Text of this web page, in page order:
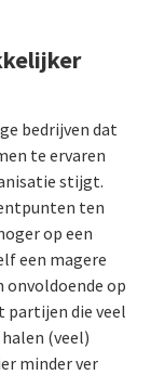
bedrijven dat
te ervaren
stijgt.
ten
op een
een magere
onvoldoende op
partijen die veel
(veel)
minder ver